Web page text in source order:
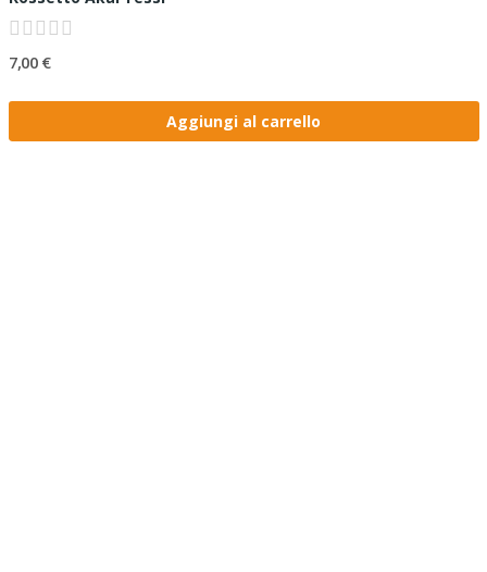
7,00 €
Aggiungi al carrello